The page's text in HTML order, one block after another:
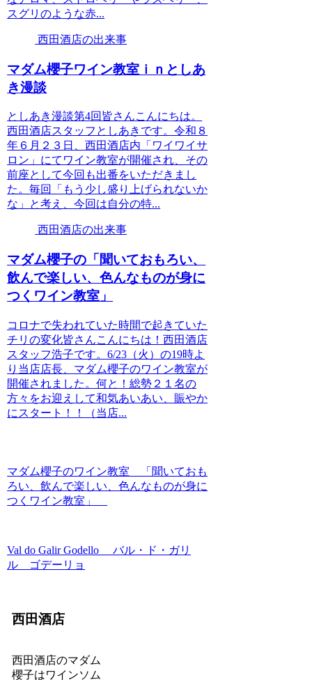
スグリのような赤...
西田酒店の出来事
マダム櫻子ワイン教室ｉｎとしあ
き漫談
としあき漫談第4回皆さんこんにちは。
西田酒店スタッフとしあきです。令和８
年６月２３日、西田酒店内「ワイワイサ
ロン」にてワイン教室が開催され、その
前座として今回も出番をいただきまし
た。毎回「もう少し盛り上げられないか
な」と考え、今回は自分の特...
西田酒店の出来事
マダム櫻子の「聞いておもろい、
飲んで楽しい、色んなものが身に
つくワイン教室」
コロナで失われていた時間で起きていた
チリの変化皆さんこんにちは！西田酒店
スタッフ浩子です。6/23（火）の19時よ
り当店店長、マダム櫻子のワイン教室が
開催されました。何と！総勢２１名の
方々をお迎えして和気あいあい、賑やか
にスタート！！（当店...
マダム櫻子のワイン教室 「聞いておも
ろい、飲んで楽しい、色んなものが身に
つくワイン教室」
Val do Galir Godello バル・ド・ガリ
ル ゴデーリョ
西田酒店
西田酒店のマダム
櫻子はワインソム